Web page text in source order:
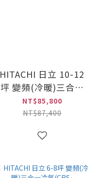
HITACHI 日立 10-12
坪 變頻(冷暖)三合一
冷氣(CRS-
71QWE+CRC-
NT$85,800
NT$87,400